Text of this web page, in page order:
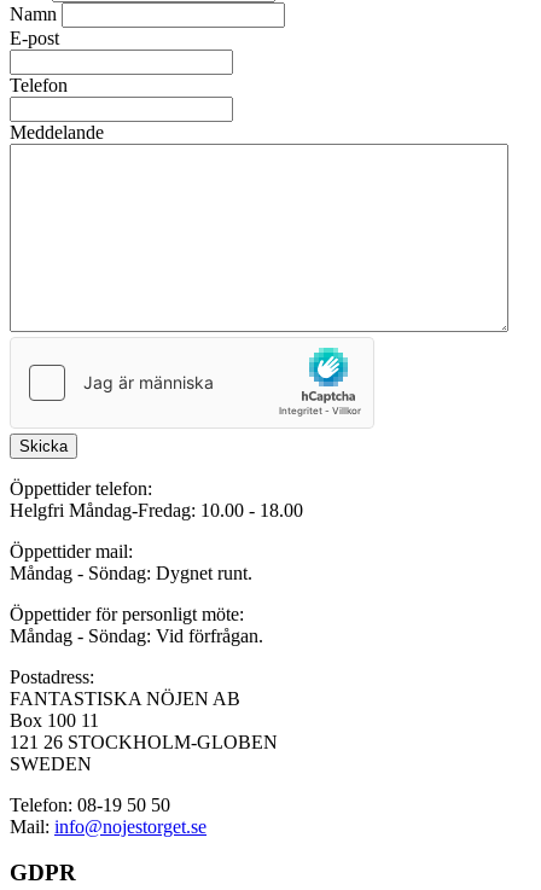
Namn
E-post
Telefon
Meddelande
Skicka
Öppettider telefon:
Helgfri Måndag-Fredag: 10.00 - 18.00
Öppettider mail:
Måndag - Söndag: Dygnet runt.
Öppettider för personligt möte:
Måndag - Söndag: Vid förfrågan.
Postadress:
FANTASTISKA NÖJEN AB
Box 100 11
121 26 STOCKHOLM-GLOBEN
SWEDEN
Telefon: 08-19 50 50
Mail: info@nojestorget.se
GDPR